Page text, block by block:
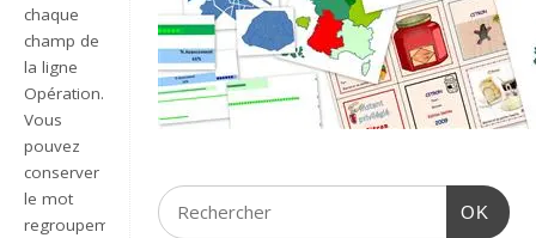
chaque
champ de
la ligne
Opération.
Vous
pouvez
conserver
le mot
regroupement
OK